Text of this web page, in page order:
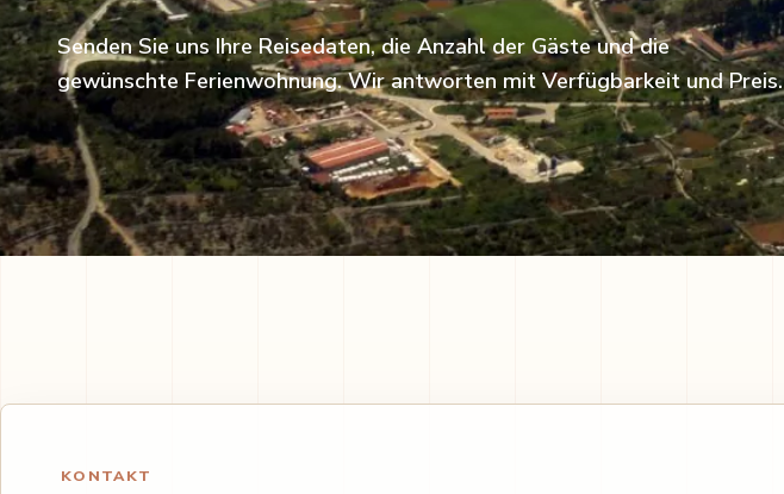
Senden Sie uns Ihre Reisedaten, die Anzahl der Gäste und die
gewünschte Ferienwohnung. Wir antworten mit Verfügbarkeit und Preis.
KONTAKT